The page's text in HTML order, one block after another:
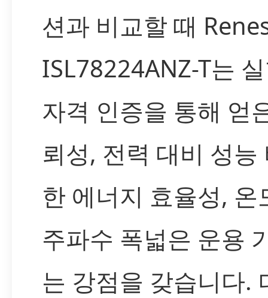
션과 비교할 때
ISL78224ANZ-T는
자격 인증을 통해 얻
뢰성, 전력 대비 성능
한 에너지 효율성, 온
주파수 폭넓은 운용
는 강점을 갖습니다.